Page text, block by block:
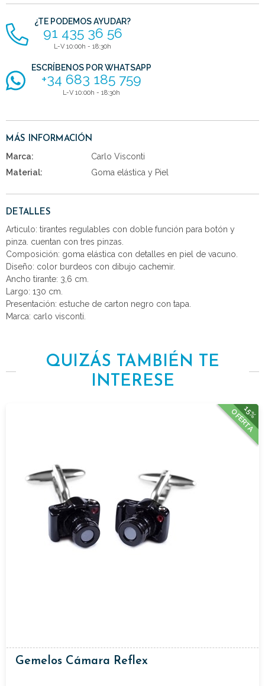
¿TE PODEMOS AYUDAR?
91 435 36 56
L-V 10:00h - 18:30h
ESCRÍBENOS POR WHATSAPP
+34 683 185 759
L-V 10:00h - 18:30h
MÁS INFORMACIÓN
Marca:
Carlo Visconti
Material:
Goma elástica y Piel
DETALLES
Articulo: tirantes regulables con doble función para botón y
pinza. cuentan con tres pinzas.
Composición: goma elástica con detalles en piel de vacuno.
Diseño: color burdeos con dibujo cachemir.
Ancho tirante: 3,6 cm.
Largo: 130 cm.
Presentación: estuche de carton negro con tapa.
Marca: carlo visconti.
QUIZÁS TAMBIÉN TE
INTERESE
15%
OFERTA
Gemelos Cámara Reflex